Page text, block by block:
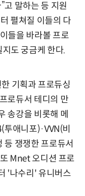
고 말하는 등 지원
펼쳐질 이들의 다
들을 바라볼 프로
도 궁금케 한다.
기획과 프로듀싱
로듀서 테디의 만
송강을 비롯해 메
애니포)·VVN(비
등 쟁쟁한 프로듀서
Mnet 오디션 프로
'나수리' 유니버스